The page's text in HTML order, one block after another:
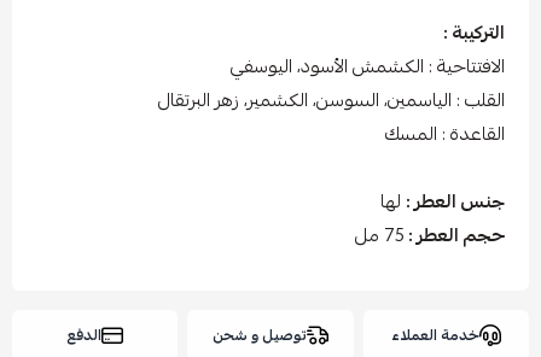
التركيبة :
الافتتاحية : الكشمش الأسود، اليوسفي
القلب : الياسمين، السوسن، الكشمير، زهر البرتقال
القاعدة : المسك
جنس العطر : لها
حجم العطر :75 مل
خدمة العملاء توصيل و شحن الدفع